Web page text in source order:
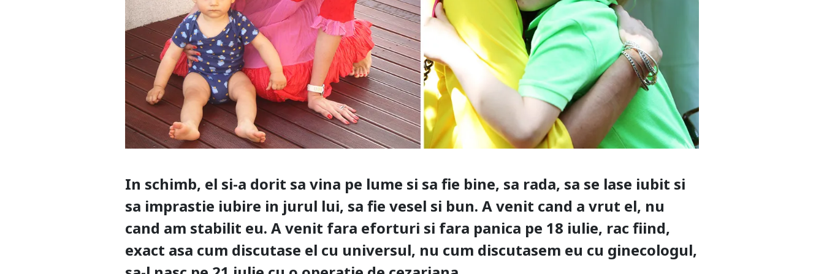
In schimb, el si-a dorit sa vina pe lume si sa fie bine, sa rada, sa se lase iubit si
sa imprastie iubire in jurul lui, sa fie vesel si bun. A venit cand a vrut el, nu
cand am stabilit eu. A venit fara eforturi si fara panica pe 18 iulie, rac fiind,
exact asa cum discutase el cu universul, nu cum discutasem eu cu ginecologul,